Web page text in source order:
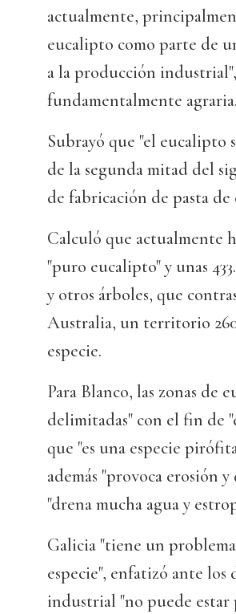
actualmente,
eucalipto como parte de
a la producción
fundamentalmente agraria.
Subrayó que "el eucalipto
de la segunda mitad del
de fabricación de pasta
Calculó que actualmente
"puro eucalipto" y unas
y otros árboles, que
Australia, un territorio 260
especie.
Para Blanco, las zonas de
delimitadas" con el fin de
que "es una especie
además "provoca erosión
"drena mucha agua y
Galicia "tiene un
especie", enfatizó ante
industrial "no puede estar